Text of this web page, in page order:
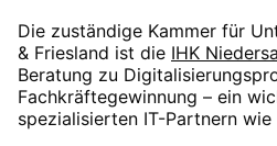
Die zuständige Kammer für
& Friesland ist die IHK
Beratung zu
Fachkräftegewinnung – ein
spezialisierten IT-Partnern